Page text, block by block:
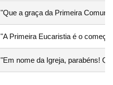
"Que a graça da Primeira
"A Primeira Eucaristia é o
"Em nome da Igreja, parabéns!